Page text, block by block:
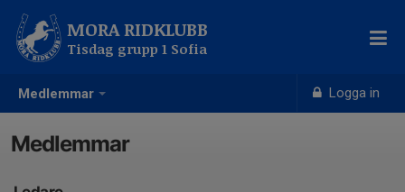
Medlemmar Logga in
MORA RIDKLUBB
Tisdag grupp 1 Sofia
Medlemmar